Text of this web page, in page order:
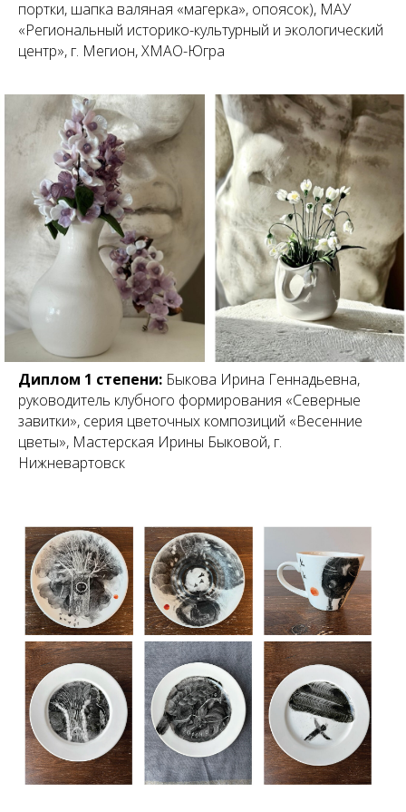
портки, шапка валяная «магерка», опоясок), МАУ
«Региональный историко-культурный и экологический
центр», г. Мегион, ХМАО-Югра
Диплом 1 степени: Быкова Ирина Геннадьевна,
руководитель клубного формирования «Северные
завитки», серия цветочных композиций «Весенние
цветы», Мастерская Ирины Быковой, г.
Нижневартовск